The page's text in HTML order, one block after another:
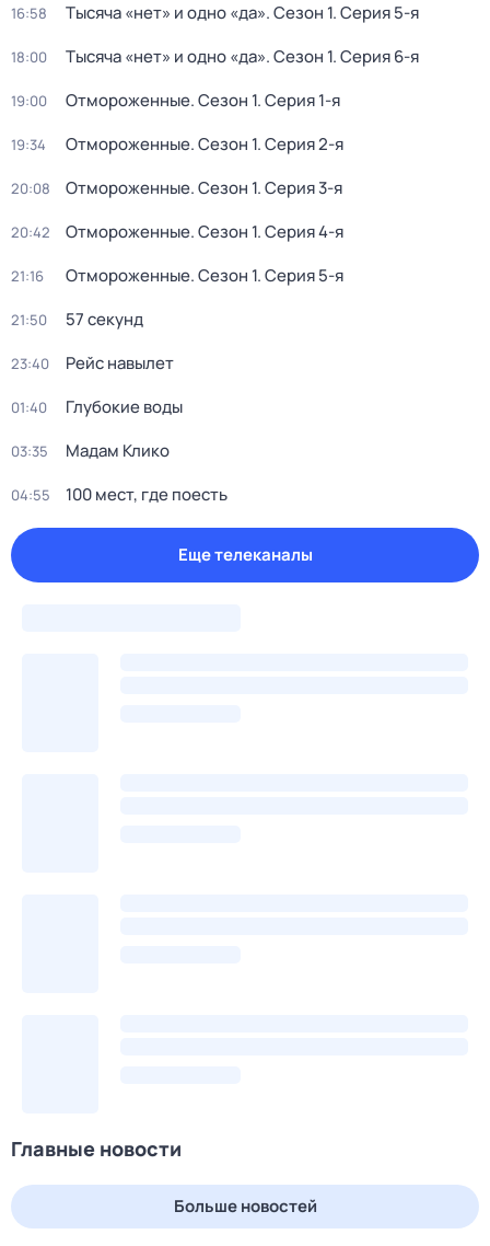
16:58 Тысяча «нет» и одно «да». Сезон 1. Серия 5-я
18:00 Тысяча «нет» и одно «да». Сезон 1. Серия 6-я
19:00 Отмороженные. Сезон 1. Серия 1-я
19:34 Отмороженные. Сезон 1. Серия 2-я
20:08 Отмороженные. Сезон 1. Серия 3-я
20:42 Отмороженные. Сезон 1. Серия 4-я
21:16 Отмороженные. Сезон 1. Серия 5-я
21:50 57 секунд
23:40 Рейс навылет
01:40 Глубокие воды
03:35 Мадам Клико
04:55 100 мест, где поесть
Еще телеканалы
Главные новости
Больше новостей